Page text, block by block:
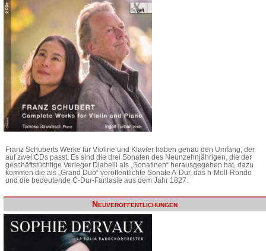
Franz Schuberts Werke für Violine und Klavier haben genau den Umfang, der
auf zwei CDs passt. Es sind die drei Sonaten des Neunzehnjährigen, die der
geschäftstüchtige Verleger Diabelli als „Sonatinen“ herausgegeben hat, dazu
kommen die als „Grand Duo“ veröffentlichte Sonate A-Dur, das h-Moll-Rondo
und die bedeutende C-Dur-Fantasie aus dem Jahr 1827.
Neuveröffentlichungen